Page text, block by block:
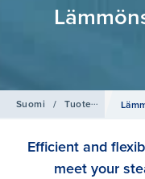
Suomi / Tuotehaku
Efficient and
meet your